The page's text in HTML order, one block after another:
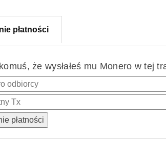
płatności
że wysłałeś mu Monero w tej